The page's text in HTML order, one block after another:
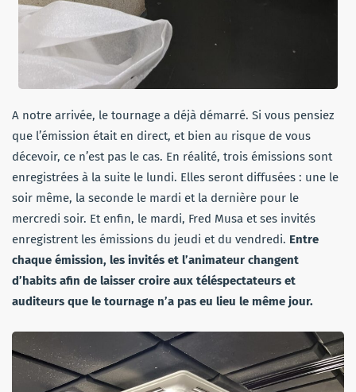
A notre arrivée, le tournage a déjà démarré. Si vous pensiez
que l’émission était en direct, et bien au risque de vous
décevoir, ce n’est pas le cas. En réalité, trois émissions sont
enregistrées à la suite le lundi. Elles seront diffusées : une le
soir même, la seconde le mardi et la dernière pour le
mercredi soir. Et enfin, le mardi, Fred Musa et ses invités
enregistrent les émissions du jeudi et du vendredi. Entre
chaque émission, les invités et l’animateur changent
d’habits afin de laisser croire aux téléspectateurs et
auditeurs que le tournage n’a pas eu lieu le même jour.